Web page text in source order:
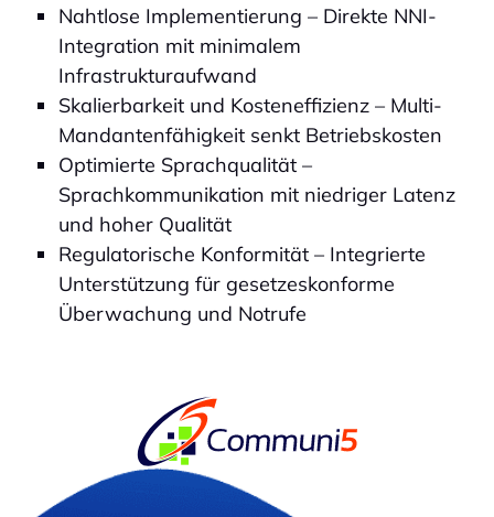
Nahtlose Implementierung – Direkte NNI-
Integration mit minimalem
Infrastrukturaufwand
Skalierbarkeit und Kosteneffizienz – Multi-
Mandantenfähigkeit senkt Betriebskosten
Optimierte Sprachqualität –
Sprachkommunikation mit niedriger Latenz
und hoher Qualität
Regulatorische Konformität – Integrierte
Unterstützung für gesetzeskonforme
Überwachung und Notrufe